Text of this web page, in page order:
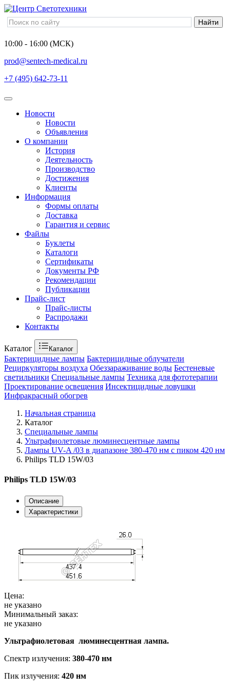
10:00 - 16:00 (МСК)
prod@sentech-medical.ru
+7 (495) 642-73-11
Новости
Новости
Объявления
О компании
История
Деятельность
Производство
Достижения
Клиенты
Информация
Формы оплаты
Доставка
Гарантия и сервис
Файлы
Буклеты
Каталоги
Сертификаты
Документы РФ
Рекомендации
Публикации
Прайс-лист
Прайс-листы
Распродажи
Контакты
Каталог Каталог
Бактерицидные лампы Бактерицидные облучатели
Рециркуляторы воздуха Обеззараживание воды Бестеневые
светильники Специальные лампы Техника для фототерапии
Проектирование освещения Инсектицидные ловушки
Инфракрасный обогрев
Начальная страница
Каталог
Специальные лампы
Ультрафиолетовые люминесцентные лампы
Лампы UV-A /03 в диапазоне 380-470 нм с пиком 420 нм
Philips TLD 15W/03
Philips TLD 15W/03
Описание
Характеристики
Цена:
не указано
Минимальный заказ:
не указано
Ультрафиолетовая люминесцентная лампа.
Спектр излучения: 380-470 нм
Пик излучения: 420 нм